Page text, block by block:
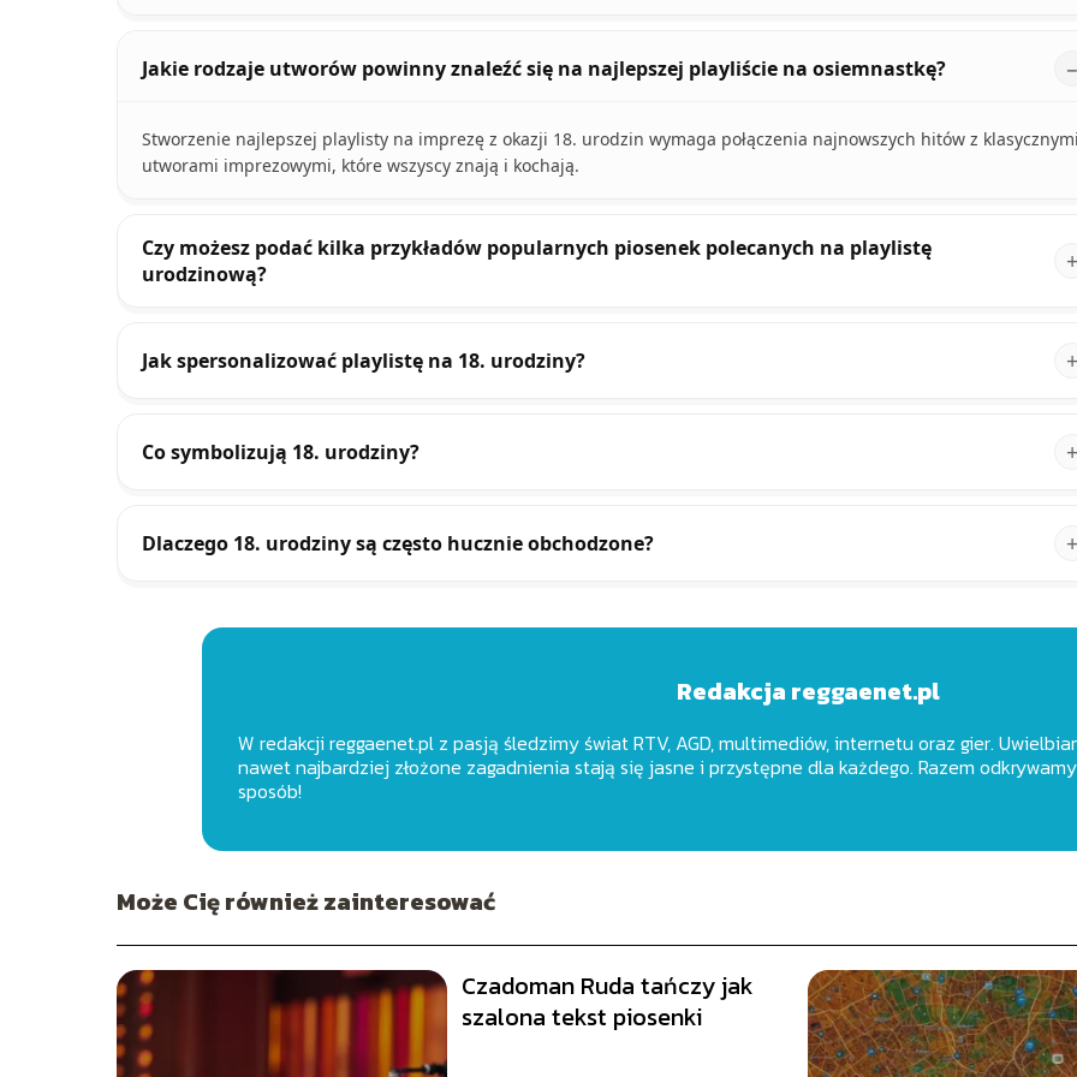
Jakie rodzaje utworów powinny znaleźć się na najlepszej playliście na osiemnastkę?
Stworzenie najlepszej playlisty na imprezę z okazji 18. urodzin wymaga połączenia najnowszych hitów z
utworami imprezowymi, które wszyscy znają i kochają.
Czy możesz podać kilka przykładów popularnych piosenek polecanych na playlistę
urodzinową?
Jak spersonalizować playlistę na 18. urodziny?
Co symbolizują 18. urodziny?
Dlaczego 18. urodziny są często hucznie obchodzone?
Redakcja reggaenet.pl
W redakcji reggaenet.pl z pasją śledzimy świat RTV, AGD, multimediów, internetu oraz gier.
nawet najbardziej złożone zagadnienia stają się jasne i przystępne dla każdego. Razem
sposób!
Może Cię również zainteresować
Czadoman Ruda tańczy jak
szalona tekst piosenki